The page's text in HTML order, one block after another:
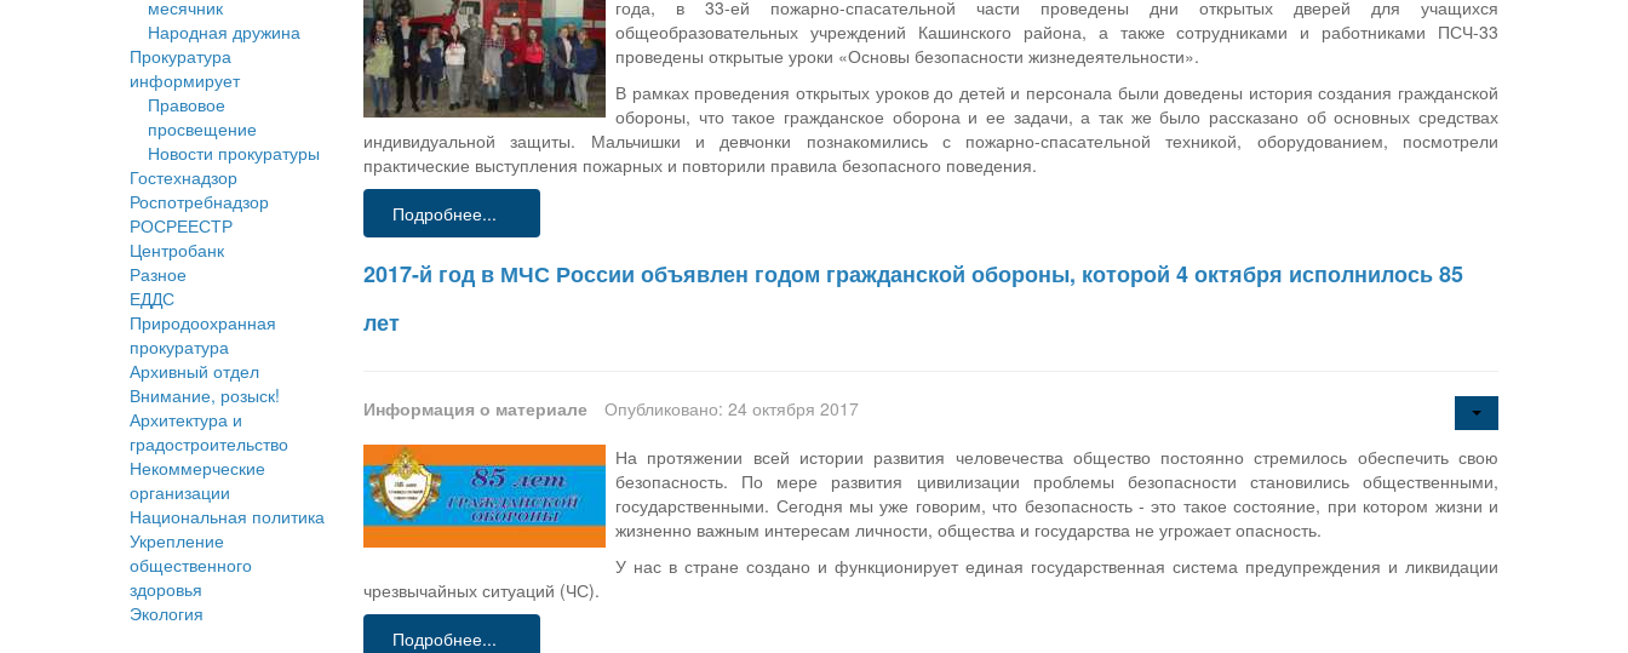
месячник
Народная дружина
Прокуратура
информирует
Правовое
просвещение
Новости прокуратуры
Гостехнадзор
Роспотребнадзор
РОСРЕЕСТР
Центробанк
Разное
ЕДДС
Природоохранная
прокуратура
Архивный отдел
Внимание, розыск!
Архитектура и
градостроительство
Некоммерческие
организации
Национальная политика
Укрепление
общественного
здоровья
Экология
года, в 33-ей пожарно-спасательной части проведены дни открытых дверей для учащихся
общеобразовательных учреждений Кашинского района, а также сотрудниками и работниками ПСЧ-33
проведены открытые уроки «Основы безопасности жизнедеятельности».
В рамках проведения открытых уроков до детей и персонала были доведены история создания гражданской
обороны, что такое гражданское оборона и ее задачи, а так же было рассказано об основных средствах
индивидуальной защиты. Мальчишки и девчонки познакомились с пожарно-спасательной техникой, оборудованием, посмотрели
практические выступления пожарных и повторили правила безопасного поведения.
Подробнее...
2017-й год в МЧС России объявлен годом гражданской обороны, которой 4 октября исполнилось 85
лет
Информация о материале
Опубликовано: 24 октября 2017
На протяжении всей истории развития человечества общество постоянно стремилось обеспечить свою
безопасность. По мере развития цивилизации проблемы безопасности становились общественными,
государственными. Сегодня мы уже говорим, что безопасность - это такое состояние, при котором жизни и
жизненно важным интересам личности, общества и государства не угрожает опасность.
У нас в стране создано и функционирует единая государственная система предупреждения и ликвидации
чрезвычайных ситуаций (ЧС).
Подробнее...